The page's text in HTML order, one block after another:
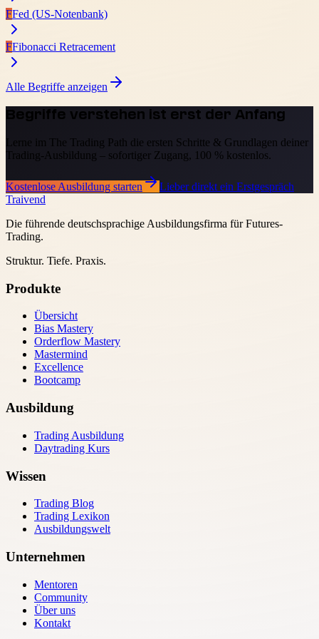
FFed (US-Notenbank)
FFibonacci Retracement
Alle Begriffe anzeigen
Begriffe verstehen ist erst der Anfang
Lerne im The Trading Path die ersten Schritte & Grundlagen deiner
Trading-Ausbildung – sofortiger Zugang, 100 % kostenlos.
Kostenlose Ausbildung starten
Lieber direkt ein Erstgespräch
Traivend
Die führende deutschsprachige Ausbildungsfirma für Futures-
Trading.
Struktur. Tiefe. Praxis.
Produkte
Übersicht
Bias Mastery
Orderflow Mastery
Mastermind
Excellence
Bootcamp
Ausbildung
Trading Ausbildung
Daytrading Kurs
Wissen
Trading Blog
Trading Lexikon
Ausbildungswelt
Unternehmen
Mentoren
Community
Über uns
Kontakt